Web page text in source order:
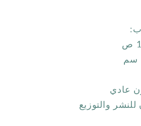
عادي
والتوزيع